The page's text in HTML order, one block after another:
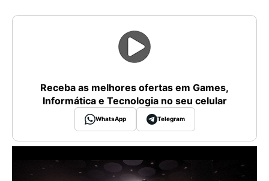
Receba as melhores ofertas em Games,
Informática e Tecnologia no seu celular
WhatsApp Telegram